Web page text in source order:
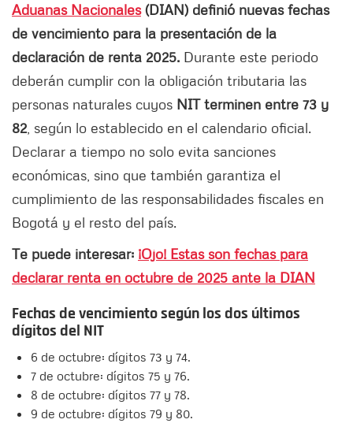
Aduanas Nacionales(DIAN) definió nuevas fechas
de vencimiento para la presentación de la
declaración de renta 2025. Durante este periodo
deberán cumplir con la obligación tributaria las
personas naturales cuyos NIT terminen entre 73 y
82 , según lo establecido en el calendario oficial.
Declarar a tiempo no solo evita sanciones
económicas, sino que también garantiza el
cumplimiento de las responsabilidades fiscales en
Bogotá y el resto del país.
Te puede interesar: ¡Ojo! Estas son fechas para
declarar renta en octubre de 2025 ante la DIAN
Fechas de vencimiento según los dos últimos
dígitos del NIT
6 de octubre: dígitos 73 y 74.
7 de octubre: dígitos 75 y 76.
8 de octubre: dígitos 77 y 78.
9 de octubre: dígitos 79 y 80.